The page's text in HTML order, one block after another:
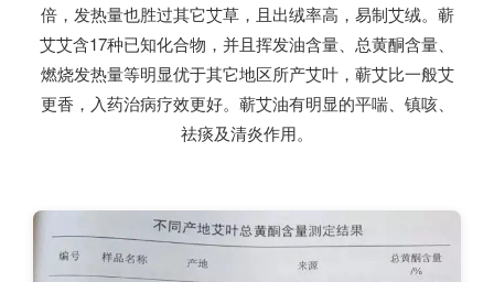
倍，发热量也胜过其它艾草，且出绒率高，易制艾绒。蕲
艾艾含17种已知化合物，并且挥发油含量、总黄酮含量、
燃烧发热量等明显优于其它地区所产艾叶，蕲艾比一般艾
更香，入药治病疗效更好。蕲艾油有明显的平喘、镇咳、
祛痰及清炎作用。